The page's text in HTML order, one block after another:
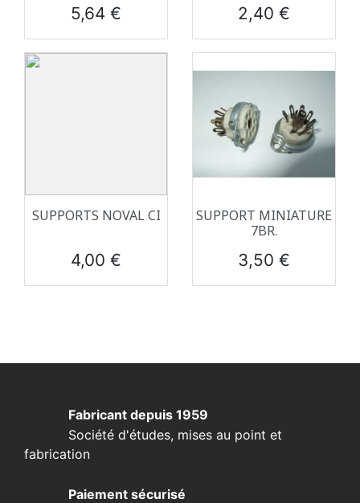
Prix
5,64 € Prix
2,40 €
SUPPORTS NOVAL CI
Prix
4,00 €
SUPPORT MINIATURE
7BR.
Prix
3,50 €
Fabricant depuis 1959
Société d'études, mises au point et
fabrication
Paiement sécurisé